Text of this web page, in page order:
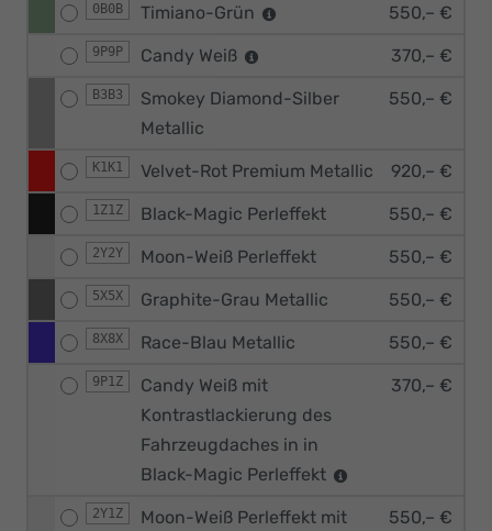
0B0B Timiano-Grün 550,– €
9P9P Candy Weiß 370,– €
B3B3
Smokey Diamond-Silber
Metallic
550,– €
K1K1 Velvet-Rot Premium Metallic 920,– €
1Z1Z Black-Magic Perleffekt 550,– €
2Y2Y Moon-Weiß Perleffekt 550,– €
5X5X Graphite-Grau Metallic 550,– €
8X8X Race-Blau Metallic 550,– €
9P1Z
Candy Weiß mit
Kontrastlackierung des
Fahrzeugdaches in in
Black-Magic Perleffekt
370,– €
2Y1Z
Moon-Weiß Perleffekt mit
550,– €